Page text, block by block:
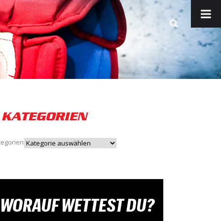
KATEGORIEN